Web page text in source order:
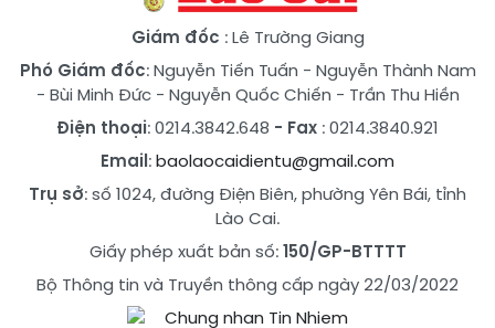
Giám đốc : Lê Trường Giang
Phó Giám đốc:Nguyễn Tiến Tuấn - Nguyễn Thành Nam
- Bùi Minh Đức- Nguyễn Quốc Chiến - Trần Thu Hiền
Điện thoại: 0214.3842.648 - Fax : 0214.3840.921
Email:baolaocaidientu@gmail.com
Trụ sở: số 1024, đường Điện Biên, phường Yên Bái, tỉnh
Lào Cai.
Giấy phép xuất bản số:150/GP-BTTTT
Bộ Thông tin và Truyền thông cấp ngày 22/03/2022